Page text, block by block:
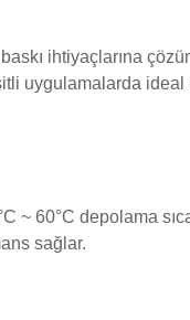
ihtiyaçlarına
uygulamalarda ideal
~ 60°C depolama
sağlar.